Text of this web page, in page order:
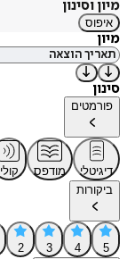
מיון וסינון
איפוס
מיון
סינון
פורמטים
דיגיטלי מודפס
קולי
ביקורות
5
4
3
2